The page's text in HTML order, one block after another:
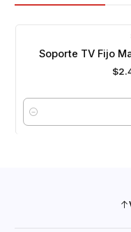
Soporte TV Fijo
Cantidad